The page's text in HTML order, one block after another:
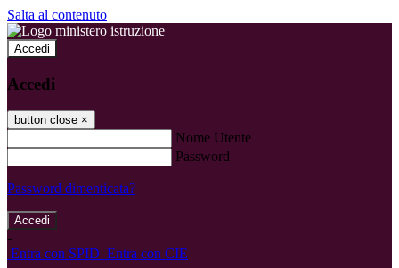
Salta al contenuto
Accedi
Accedi
button close ×
Nome Utente
Password
Password dimenticata?
-
Entra con SPID Entra con CIE